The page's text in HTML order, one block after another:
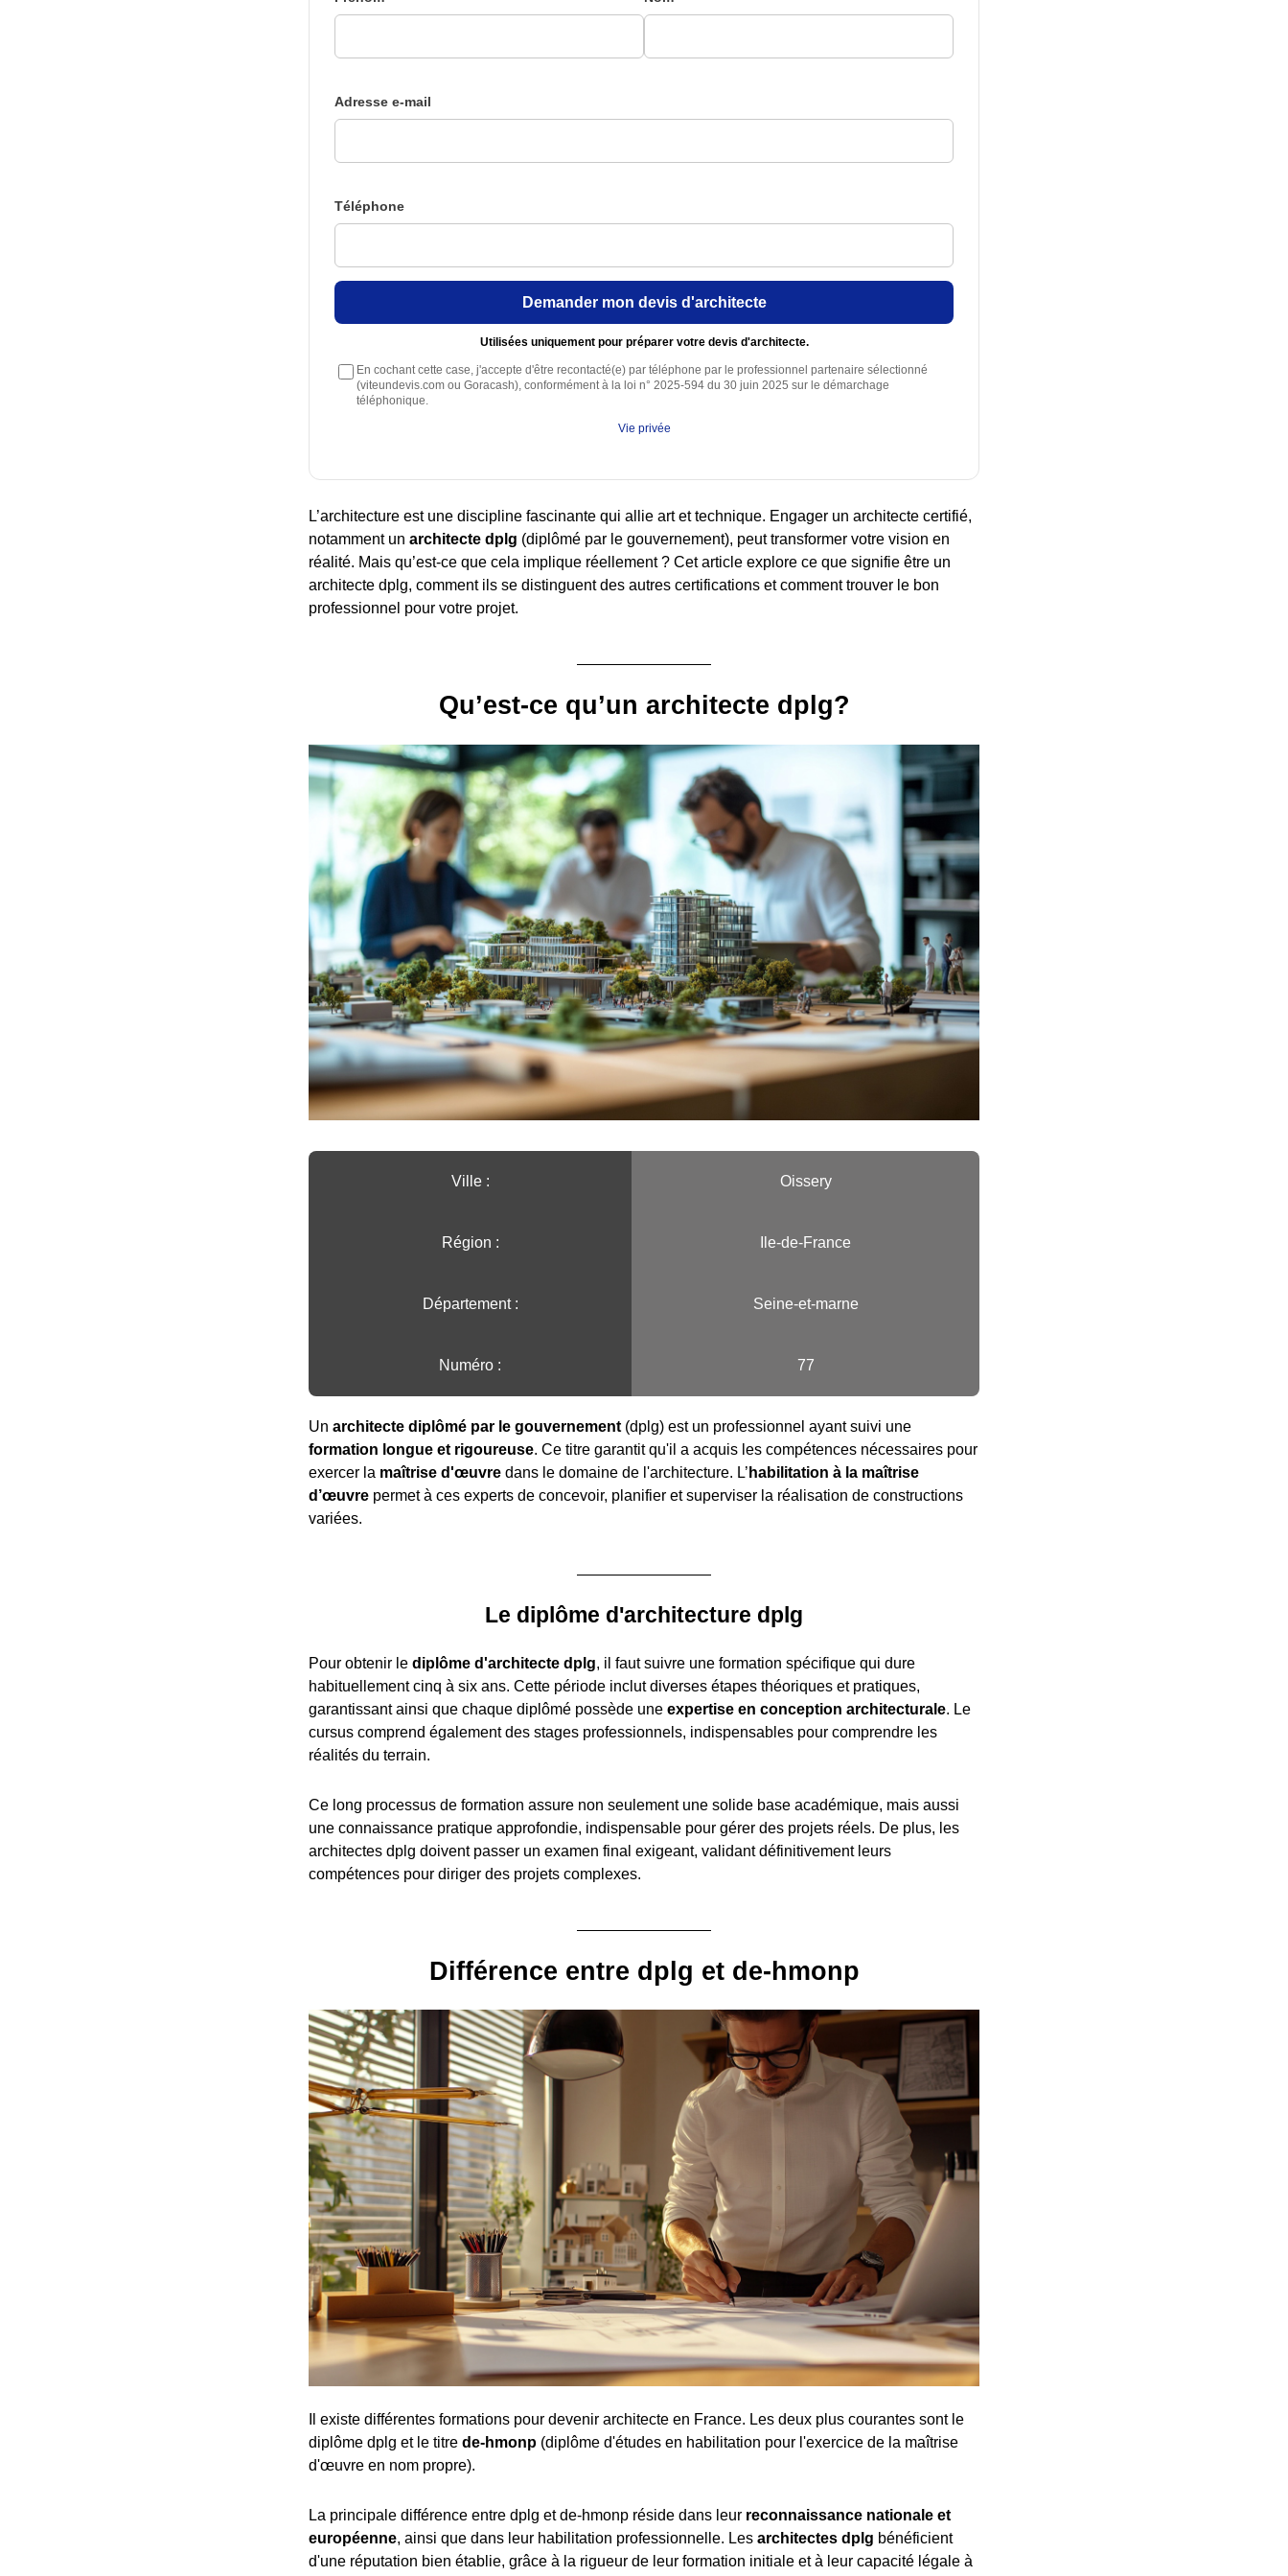
Adresse e-mail
Téléphone
Demander mon devis d'architecte
Utilisées uniquement pour préparer votre devis d'architecte.
En cochant cette case, j'accepte d'être recontacté(e) par téléphone par le professionnel partenaire sélectionné
(viteundevis.com ou Goracash), conformément à la loi n° 2025-594 du 30 juin 2025 sur le démarchage
téléphonique.
Vie privée
L’architecture est une discipline fascinante qui allie art et technique. Engager un architecte certifié,
notamment un architecte dplg (diplômé par le gouvernement), peut transformer votre vision en
réalité. Mais qu’est-ce que cela implique réellement ? Cet article explore ce que signifie être un
architecte dplg, comment ils se distinguent des autres certifications et comment trouver le bon
professionnel pour votre projet.
Qu’est-ce qu’un architecte dplg?
Ville :️ Oissery
Région :️ Ile-de-France
Département : Seine-et-marne
Numéro : 77
Un architecte diplômé par le gouvernement (dplg) est un professionnel ayant suivi une
formation longue et rigoureuse. Ce titre garantit qu'il a acquis les compétences nécessaires pour
exercer la maîtrise d'œuvre dans le domaine de l'architecture. L’ habilitation à la maîtrise
d’œuvre permet à ces experts de concevoir, planifier et superviser la réalisation de constructions
variées.
Le diplôme d'architecture dplg
Pour obtenir le diplôme d'architecte dplg, il faut suivre une formation spécifique qui dure
habituellement cinq à six ans. Cette période inclut diverses étapes théoriques et pratiques,
garantissant ainsi que chaque diplômé possède une expertise en conception architecturale. Le
cursus comprend également des stages professionnels, indispensables pour comprendre les
réalités du terrain.
Ce long processus de formation assure non seulement une solide base académique, mais aussi
une connaissance pratique approfondie, indispensable pour gérer des projets réels. De plus, les
architectes dplg doivent passer un examen final exigeant, validant définitivement leurs
compétences pour diriger des projets complexes.
Différence entre dplg et de-hmonp
Il existe différentes formations pour devenir architecte en France. Les deux plus courantes sont le
diplôme dplg et le titre de-hmonp (diplôme d'études en habilitation pour l'exercice de la maîtrise
d'œuvre en nom propre).
La principale différence entre dplg et de-hmonp réside dans leur reconnaissance nationale et
européenne, ainsi que dans leur habilitation professionnelle. Les architectes dplg bénéficient
d'une réputation bien établie, grâce à la rigueur de leur formation initiale et à leur capacité légale à